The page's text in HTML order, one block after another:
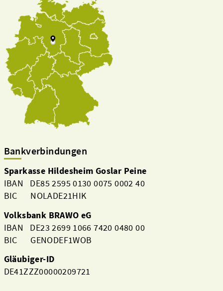
Bankverbindungen
Sparkasse Hildesheim Goslar Peine
IBAN DE85 2595 0130 0075 0002 40
BIC NOLADE21HIK
Volksbank BRAWO eG
IBAN DE23 2699 1066 7420 0480 00
BIC GENODEF1WOB
Gläubiger-ID
DE41ZZZ00000209721